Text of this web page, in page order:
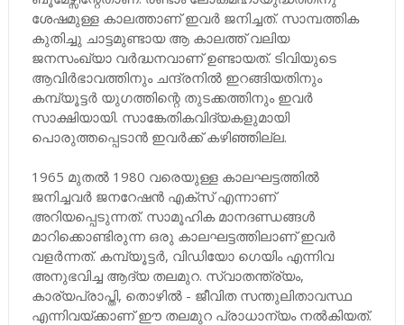
ശേഷമുള്ള കാലത്താണ് ഇവർ ജനിച്ചത്. സാമ്പത്തിക
കുതിച്ചു ചാട്ടമുണ്ടായ ആ കാലത്ത് വലിയ
ജനസംഖ്യാ വർദ്ധനവാണ് ഉണ്ടായത്. ടിവിയുടെ
ആവിർഭാവത്തിനും ചന്ദ്രനിൽ ഇറങ്ങിയതിനും
കമ്പ്യൂട്ടർ യുഗത്തിന്റെ തുടക്കത്തിനും ഇവർ
സാക്ഷിയായി. സാങ്കേതികവിദ്യകളുമായി
പൊരുത്തപ്പെടാൻ ഇവർക്ക് കഴിഞ്ഞില്ല.
1965 മുതൽ 1980 വരെയുള്ള കാലഘട്ടത്തിൽ
ജനിച്ചവർ ജനറേഷൻ എക്സ് എന്നാണ്
അറിയപ്പെടുന്നത്. സാമൂഹിക മാനദണ്ഡങ്ങൾ
മാറിക്കൊണ്ടിരുന്ന ഒരു കാലഘട്ടത്തിലാണ് ഇവർ
വളർന്നത്. കമ്പ്യൂട്ടർ, വിഡിയോ ഗെയിം എന്നിവ
അനുഭവിച്ച ആദ്യ തലമുറ. സ്വാതന്ത്ര്യം,
കാര്യപ്രാപ്തി, തൊഴിൽ - ജീവിത സന്തുലിതാവസ്ഥ
എന്നിവയ്ക്കാണ് ഈ തലമുറ പ്രാധാന്യം നൽകിയത്.